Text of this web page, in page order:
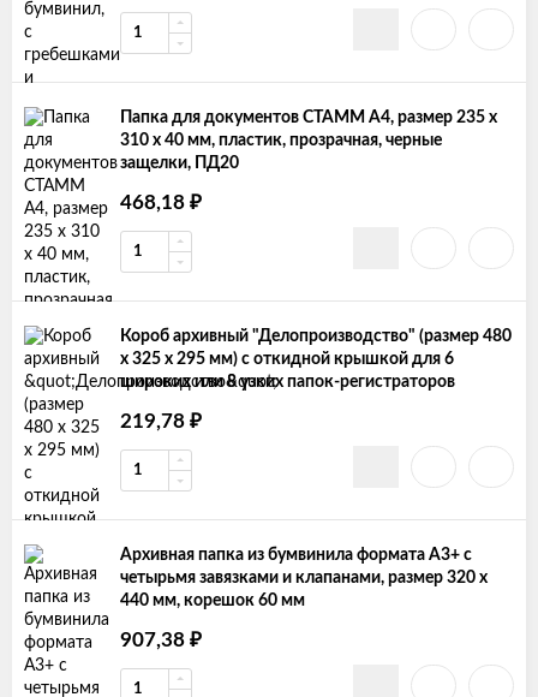
Папка для документов СТАММ А4, размер 235 х
310 х 40 мм, пластик, прозрачная, черные
защелки, ПД20
468,18 ₽
Короб архивный "Делопроизводство" (размер 480
х 325 х 295 мм) c откидной крышкой для 6
широких или 8 узких папок-регистраторов
219,78 ₽
Архивная папка из бумвинила формата А3+ с
четырьмя завязками и клапанами, размер 320 х
440 мм, корешок 60 мм
907,38 ₽